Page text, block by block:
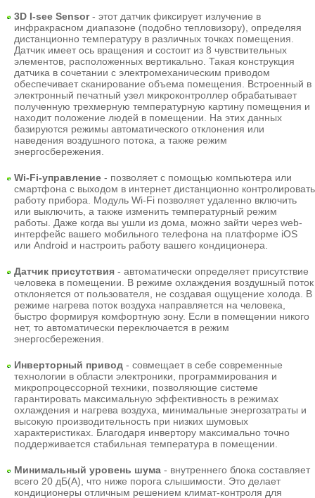
3D I-see Sensor - этот датчик фиксирует излучение в
инфракрасном диапазоне (подобно тепловизору), определяя
дистанционно температуру в различных точках помещения.
Датчик имеет ось вращения и состоит из 8 чувствительных
элементов, расположенных вертикально. Такая конструкция
датчика в сочетании с электромеханическим приводом
обеспечивает сканирование объема помещения. Встроенный в
электронный печатный узел микроконтроллер обрабатывает
полученную трехмерную температурную картину помещения и
находит положение людей в помещении. На этих данных
базируются режимы автоматического отклонения или
наведения воздушного потока, а также режим
энергосбережения.
Wi-Fi-управление - позволяет с помощью компьютера или
смартфона с выходом в интернет дистанционно контролировать
работу прибора. Модуль Wi-Fi позволяет удаленно включить
или выключить, а также изменить температурный режим
работы. Даже когда вы ушли из дома, можно зайти через web-
интерфейс вашего мобильного телефона на платформе iOS
или Android и настроить работу вашего кондиционера.
Датчик присутствия - автоматически определяет присутствие
человека в помещении. В режиме охлаждения воздушный поток
отклоняется от пользователя, не создавая ощущение холода. В
режиме нагрева поток воздуха направляется на человека,
быстро формируя комфортную зону. Если в помещении никого
нет, то автоматически переключается в режим
энергосбережения.
Инверторный привод - совмещает в себе современные
технологии в области электроники, программирования и
микропроцессорной техники, позволяющие системе
гарантировать максимальную эффективность в режимах
охлаждения и нагрева воздуха, минимальные энергозатраты и
высокую производительность при низких шумовых
характеристиках. Благодаря инвертору максимально точно
поддерживается стабильная температура в помещении.
Минимальный уровень шума - внутреннего блока составляет
всего 20 дБ(А), что ниже порога слышимости. Это делает
кондиционеры отличным решением климат-контроля для